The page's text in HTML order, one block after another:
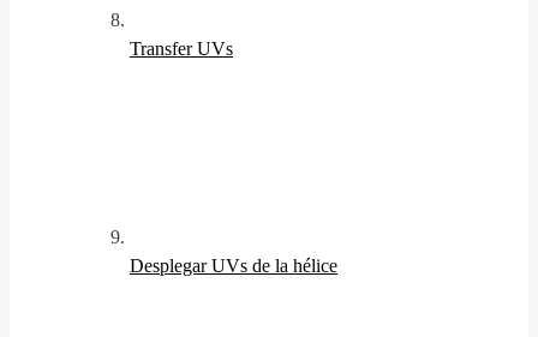
Transfer UVs
Desplegar UVs de la hélice